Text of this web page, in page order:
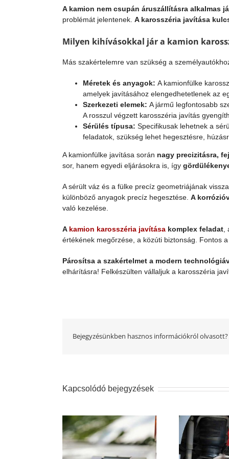
A kamion nem csupán áruszállításra alkalmas
problémát jelentenek. A karosszéria javítása
Milyen kihívásokkal jár a kamion
Más szakértelemre van szükség a
Méretek és anyagok: A kamionfülke
amelyek javításához elengedhetetlenek az
Szerkezeti elemek: A jármű legfontosabb
A rosszul végzett karosszéria javítás
Sérülés típusa: Specifikusak lehetnek a
feladatok, szükség lehet hegesztésre,
A kamionfülke javítása során nagy precizitásra,
sor, hanem egyedi eljárásokra is, így
A sérült váz és a fülke precíz geometriájának
különböző anyagok precíz hegesztése. A
való kezelése.
A kamion karosszéria javítása komplex feladat
értékének megőrzése, a közúti biztonság. Fontos
Párosítsa a szakértelmet a modern
elhárításra! Felkészülten vállaljuk a karosszéria
Bejegyzésünkben hasznos információkról
Kapcsolódó bejegyzések